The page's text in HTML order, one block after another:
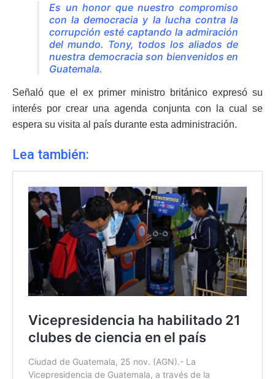
Es un honor que nuestro compromiso
con la democracia y la lucha contra la
corrupción esté captando la admiración
del mundo. Tony, todos los aliados de
nuestra democracia son bienvenidos en
Guatemala.
Señaló que el ex primer ministro británico expresó su
interés por crear una agenda conjunta con la cual se
espera su visita al país durante esta administración.
Lea también: